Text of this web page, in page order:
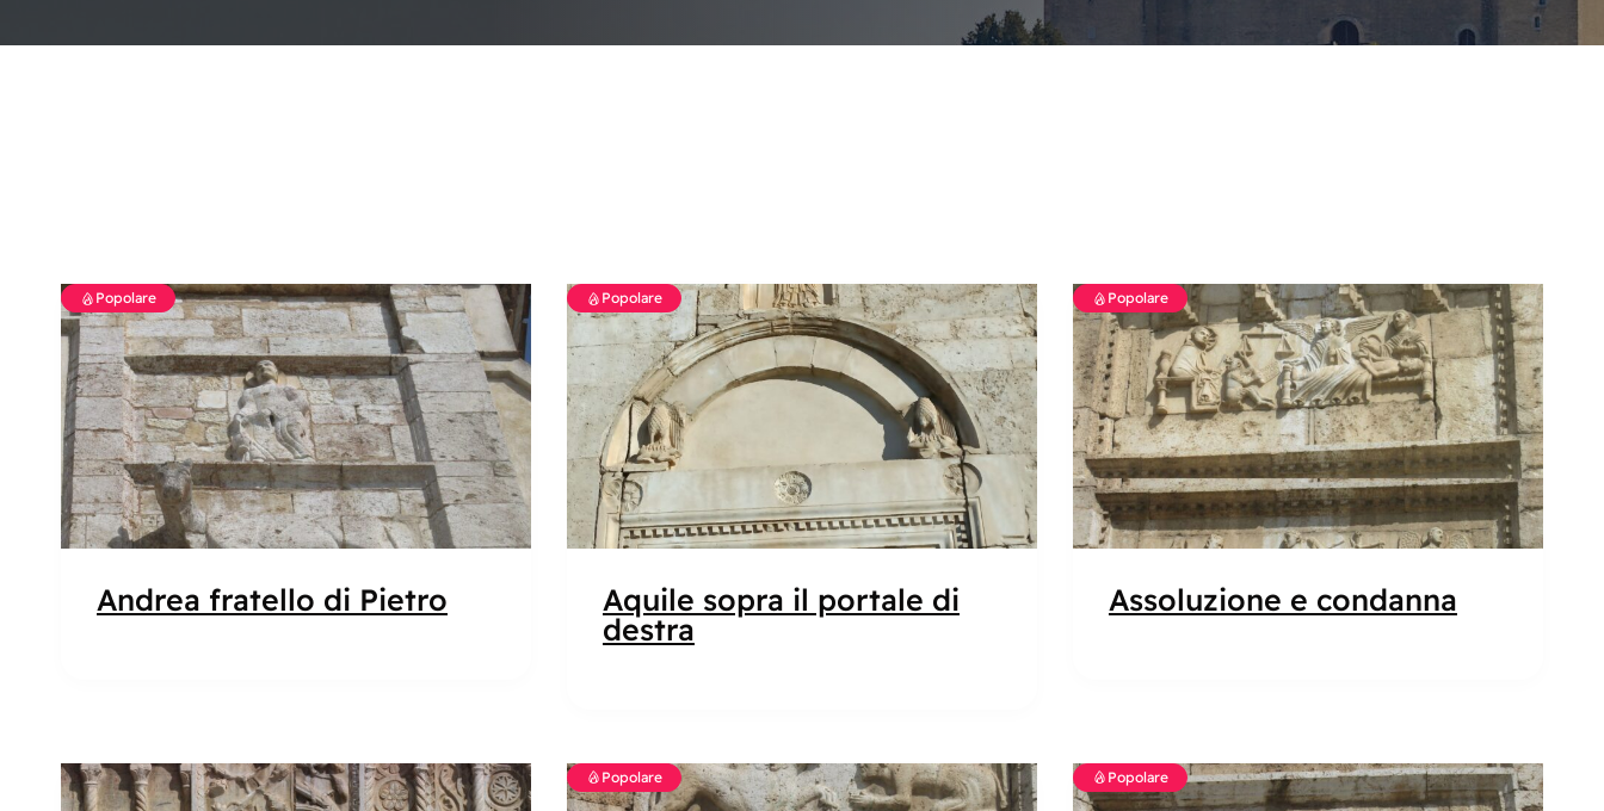
Popolare
Andrea fratello di Pietro
Popolare
Aquile sopra il portale di
destra
Popolare
Assoluzione e condanna
Popolare Popolare Popolare